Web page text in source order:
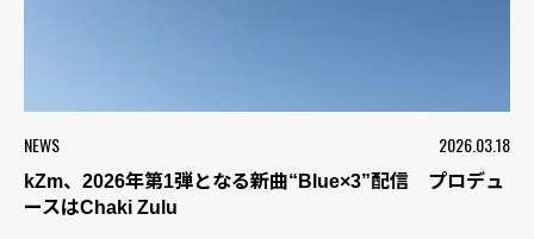
NEWS 2026.03.18
kZm、2026年第1弾となる新曲“Blue×3”配信 プロデュ
ースはChaki Zulu